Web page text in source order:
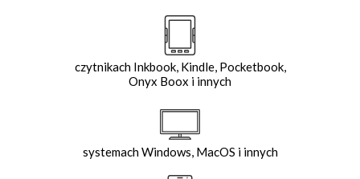
czytnikach Inkbook, Kindle, Pocketbook,
Onyx Boox i innych
systemach Windows, MacOS i innych